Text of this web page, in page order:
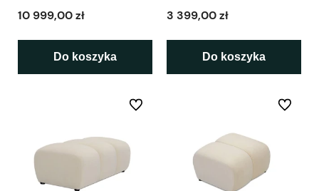
10 999,00 zł
Do koszyka
3 399,00 zł
Do koszyka
Do ulubionych Do